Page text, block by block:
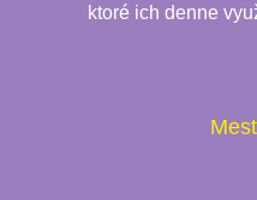
ktoré ich denne